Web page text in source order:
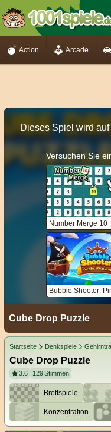
Action Arcade
Dieses Spiel wird
Versuchen Sie
Number Merge 10
Cube Drop Puzzle
Startseite Denkspiele
Cube Drop Puzzle
3.6 129Stimmen
Brettspiele
Konzentration